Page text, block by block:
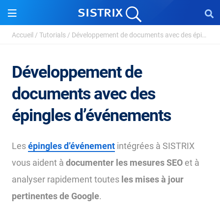
Accueil / Tutorials / Développement de documents avec des épingles d&r...
Développement de
documents avec des
épingles d’événements
Lesépingles d’événement intégrées à SISTRIX
vous aident à documenter les mesures SEO et à
analyser rapidement toutes les mises à jour
pertinentes de Google.